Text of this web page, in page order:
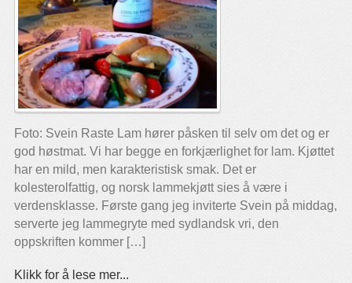
Foto: Svein Raste Lam hører påsken til selv om det og er
god høstmat. Vi har begge en forkjærlighet for lam. Kjøttet
har en mild, men karakteristisk smak. Det er
kolesterolfattig, og norsk lammekjøtt sies å være i
verdensklasse. Første gang jeg inviterte Svein på middag,
serverte jeg lammegryte med sydlandsk vri, den
oppskriften kommer […]
Klikk for å lese mer...